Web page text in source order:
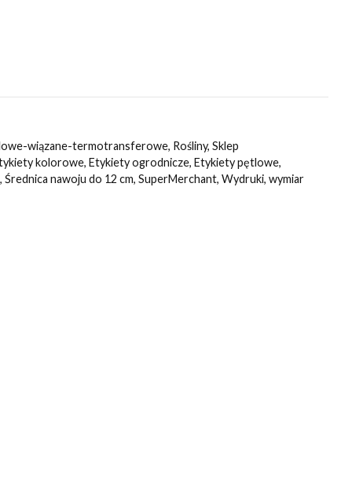
wiązane-termotransferowe, Rośliny, Sklep
kolorowe, Etykiety ogrodnicze, Etykiety pętlowe,
, Średnica nawoju do 12 cm, SuperMerchant, Wydruki, wymiar